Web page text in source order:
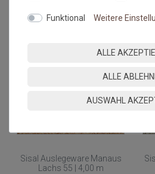
Sisal Auslegeware Manaus
Lachs 55 | 4,00 m
Funktional Weitere
ALLE
ALLE
AUSWAHL